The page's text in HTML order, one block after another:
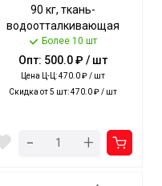
90 кг, ткань-
водоотталкивающая
пропитка, ХАКИ арт. ПС/Х
NIKA [5]
Более 10 шт
Опт: 500.0 ₽ / шт
Цена Ц-Ц: 470.0 ₽ / шт
Скидка от 5 шт: 470.0 ₽ / шт
- +